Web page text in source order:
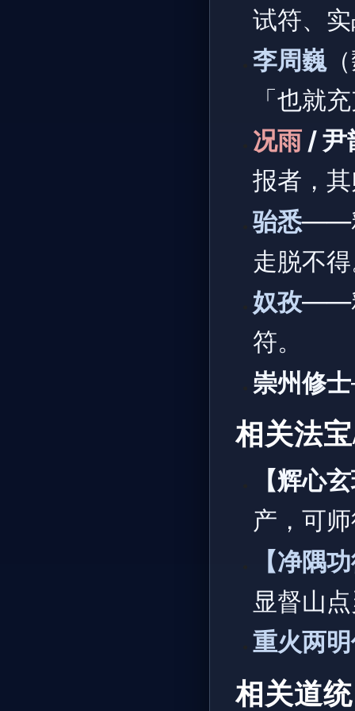
试符、
李周巍
「也就
况雨 / 尹
报者，
骀悉——
走脱不
奴孜——
符。
崇州修士
相关法
【辉心
产，可
【净隅
显督山
重火两
相关道统